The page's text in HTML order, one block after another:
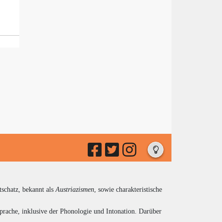
bekannt alsAustriazismen, sowie charakteristische
inklusive der Phonologie und Intonation. Darüber